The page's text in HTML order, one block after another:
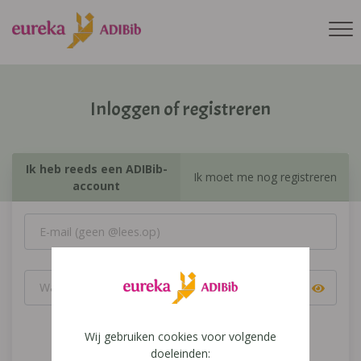
Inloggen of registreren
Ik heb reeds een ADIBib-
account
Ik moet me nog registreren
Inloggen
Wij gebruiken cookies voor volgende
doeleinden: